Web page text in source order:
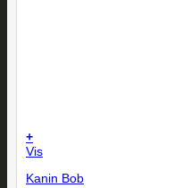
+
Vis
Kanin Bob